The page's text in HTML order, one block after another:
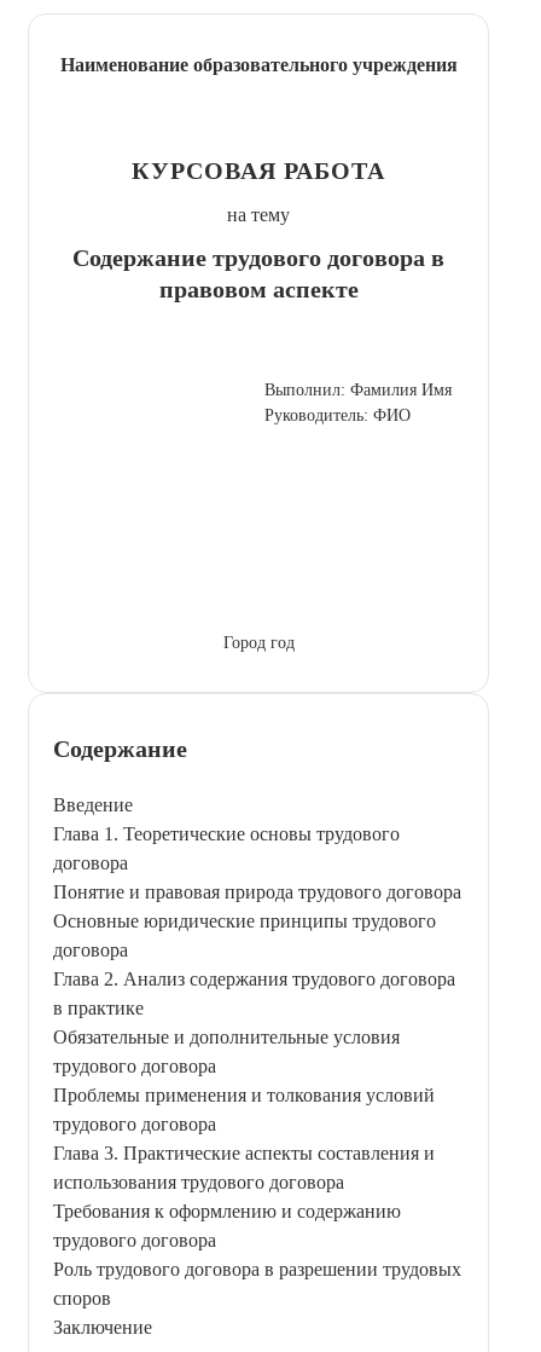
Наименование образовательного учреждения
КУРСОВАЯ РАБОТА
на тему
Содержание трудового договора в
правовом аспекте
Выполнил: Фамилия Имя
Руководитель: ФИО
Город год
Содержание
Введение
Глава 1. Теоретические основы трудового
договора
Понятие и правовая природа трудового договора
Основные юридические принципы трудового
договора
Глава 2. Анализ содержания трудового договора
в практике
Обязательные и дополнительные условия
трудового договора
Проблемы применения и толкования условий
трудового договора
Глава 3. Практические аспекты составления и
использования трудового договора
Требования к оформлению и содержанию
трудового договора
Роль трудового договора в разрешении трудовых
споров
Заключение